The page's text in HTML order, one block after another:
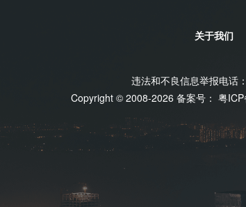
候变化大会（COP28）上，31个国家承诺到2050
俄罗斯历来都是世界铀矿的提炼中心。对此，法
Peythieu表示，西方要到2030年后才有望
露，Orano已经在着手扩建提炼设施，目前计划在
空。巨头疯狂“扫货”值得注意的是，加拿大
正在全球大举“扫货”，此前增发融资2亿美元用
需求。高盛指出，当前全球铀矿供应体系面临严
运营超过30年，资源日益枯竭；另一方面多个新
能源的Rook I矿预计需要6至8年才能投入生产
丹利发布研究报告指出，当前全球铀市场正经历
到较大负面影响。公告称，上述经营波动主要源
，导致期间账面存货加权平均成本高于当期的销
采用两端锁定贸易模式，业务端利润稳定。此外
铀矿在该期间的销售经营亦保持稳定。中金公司
外，根据其下属子公司生产指引，公司铀矿权
报，认为中广核矿业受益于铀价上行及销售定价
关于我们
违法和不良信息举报电话
Copyright © 2008-2026 备案号： 粤